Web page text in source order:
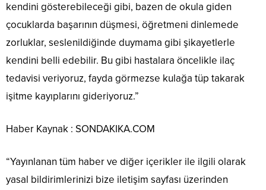
kendini gösterebileceği gibi, bazen de okula giden
çocuklarda başarının düşmesi, öğretmeni dinlemede
zorluklar, seslenildiğinde duymama gibi şikayetlerle
kendini belli edebilir. Bu gibi hastalara öncelikle ilaç
tedavisi veriyoruz, fayda görmezse kulağa tüp takarak
işitme kayıplarını gideriyoruz.”
Haber Kaynak : SONDAKIKA.COM
“Yayınlanan tüm haber ve diğer içerikler ile ilgili olarak
yasal bildirimlerinizi bize iletişim sayfası üzerinden